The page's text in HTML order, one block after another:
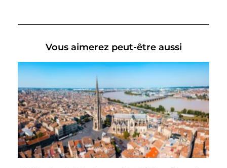
Vous aimerez peut-être aussi